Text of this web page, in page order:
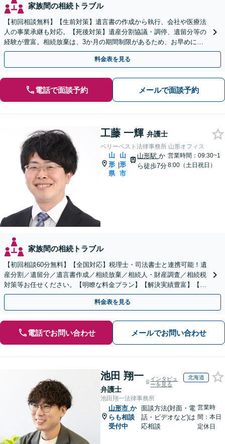
家族間の相続トラブル
【初回相談無料】【生前対策】遺言書の作成から執行、会社や医療法
人の事業承継も対応。【死後対策】遺産分割協議・調停、遺留分等の
経験が豊富。相続放棄は、3か月の期間制限があるため、お早めにご
相談ください。【オンライン面談可】【無料駐車場あり】
料金表を見る
電話で面談予約 メールで面談予約
工藤 一輝 弁護士
ベリーベスト法律事務所 山形オフィス
山
形
県
|
山
形
市
山形駅か
ら徒歩7分
営業時間：09:30~1
8:00（土日祝日）
家族間の相続トラブル
【初回相談60分無料】【全国対応】税理士・司法書士と連携可能！遺
産分割／遺留分／遺言書作成／相続放棄／相続人・財産調査／相続税
対策等お任せください。【明瞭な料金プラン】【解決実績豊富】【電
話相談可】
料金表を見る
電話でお問い合わせ メールでお問い合わせ
池田 翔一
弁護士
インタビュ
ーを見る
北海道
池田翔一法律事務所
山形市 か
らも相談
受付中
面談方法(対面・電
話・ビデオなど)は
応相談
営業時
間：本日
定休日